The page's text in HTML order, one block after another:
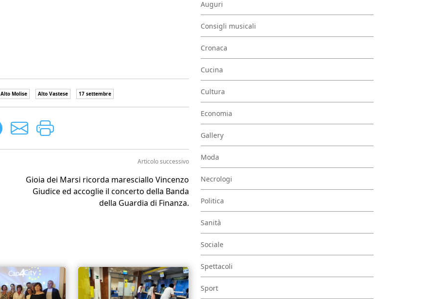
Alto Molise Alto Vastese 17 settembre
Articolo successivo
Gioia dei Marsi ricorda maresciallo Vincenzo
Giudice ed accoglie il concerto della Banda
della Guardia di Finanza.
Auguri
Consigli musicali
Cronaca
Cucina
Cultura
Economia
Gallery
Moda
Necrologi
Politica
Sanità
Sociale
Spettacoli
Sport